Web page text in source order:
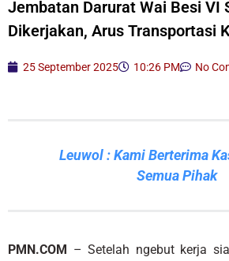
Jembatan Darurat Wai Besi VI
Dikerjakan, Arus Transportasi
25 September 2025 10:26 PM No
Leuwol : Kami Berterima
Semua Pihak
PMN.COM – Setelah ngebut kerja